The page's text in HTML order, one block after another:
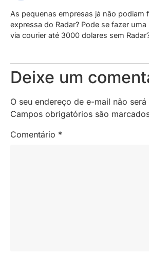
As pequenas empresas já não podiam
expressa do Radar? Pode se fazer
via courier até 3000 dolares sem
Deixe um
O seu endereço de e-mail não
Campos obrigatórios são
Comentário *